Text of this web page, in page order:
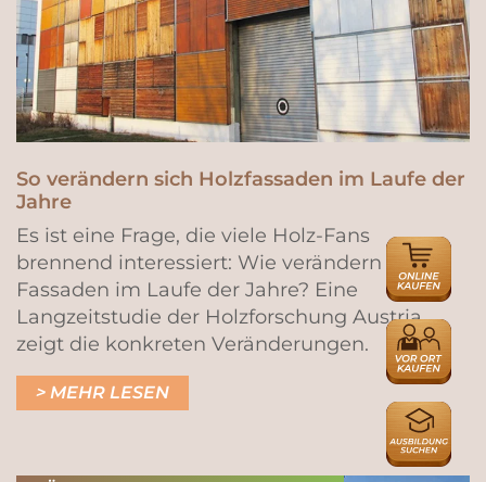
So verändern sich Holzfassaden im Laufe der
Jahre
Es ist eine Frage, die viele Holz-Fans
brennend interessiert: Wie verändern sich
Fassaden im Laufe der Jahre? Eine
Langzeitstudie der Holzforschung Austria
zeigt die konkreten Veränderungen.
MEHR LESEN
ONLINE